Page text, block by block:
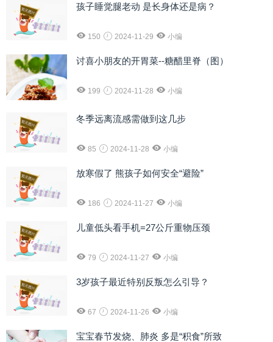
孩子睡觉腿老动 是长身体还是病？
150 2024-11-29 小编
讨喜小朋友的开胃菜--糖醋里脊（图）
199 2024-11-28 小编
冬季远离流感需做到这几步
85 2024-11-28 小编
放寒假了 熊孩子如何安全“避险”
186 2024-11-27 小编
儿童低头看手机=27公斤重物压颈
79 2024-11-27 小编
3岁孩子最近特别反叛怎么引导？
67 2024-11-26 小编
宝宝春节发烧、肺炎 多是“积食”所致